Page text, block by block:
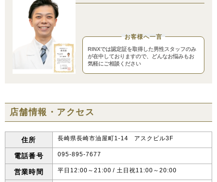
お客様へ一言
RINXでは認定証を取得した男性スタッフのみ
が在中しておりますので、どんなお悩みもお
気軽にご相談ください
店舗情報・アクセス
住所 長崎県長崎市油屋町1-14 アスクビル3F
電話番号 095-895-7677
営業時間 平日12:00～21:00 / 土日祝11:00～20:00